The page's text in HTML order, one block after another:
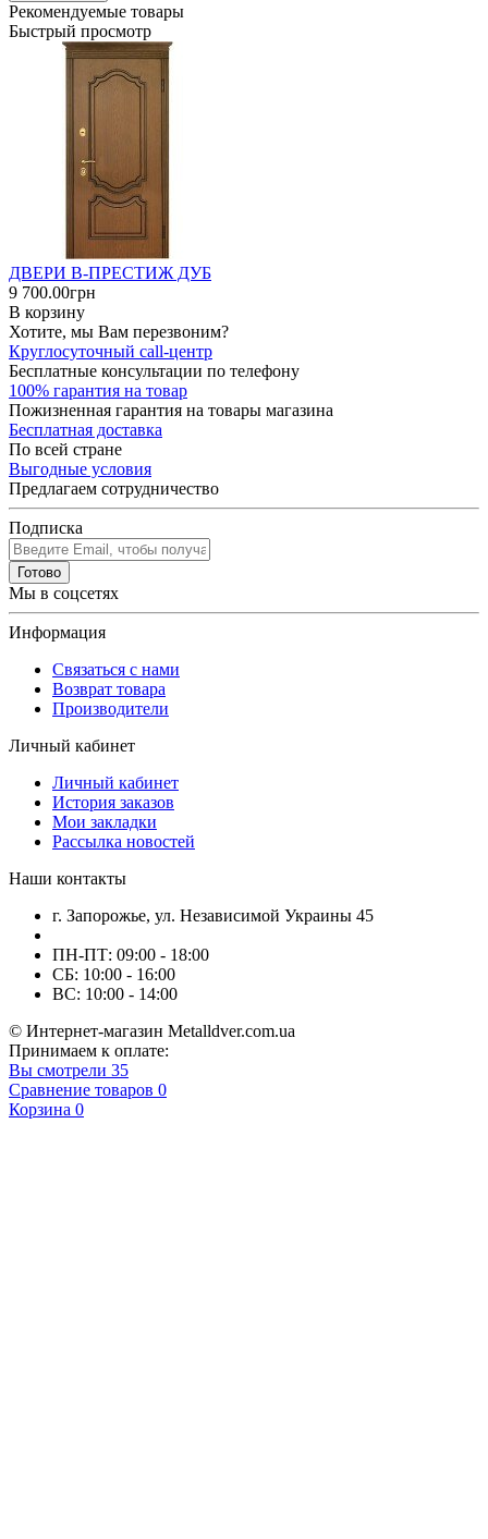
Рекомендуемые товары
Быстрый просмотр
ДВЕРИ В-ПРЕСТИЖ ДУБ
9 700.00грн
В корзину
Хотите, мы Вам перезвоним?
Круглосуточный call-центр
Бесплатные консультации по телефону
100% гарантия на товар
Пожизненная гарантия на товары магазина
Бесплатная доставка
По всей стране
Выгодные условия
Предлагаем сотрудничество
Подписка
Готово
Мы в соцсетях
Информация
Связаться с нами
Возврат товара
Производители
Личный кабинет
Личный кабинет
История заказов
Мои закладки
Рассылка новостей
Наши контакты
г. Запорожье, ул. Независимой Украины 45
ПН-ПТ: 09:00 - 18:00
СБ: 10:00 - 16:00
ВС: 10:00 - 14:00
© Интернет-магазин Metalldver.com.ua
Принимаем к оплате:
Вы смотрели 35
Сравнение товаров 0
Корзина 0